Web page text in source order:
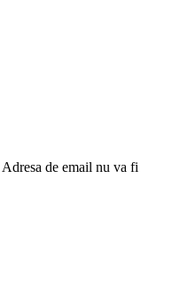
de email nu va fi